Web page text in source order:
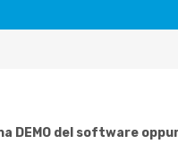
DEMO del software